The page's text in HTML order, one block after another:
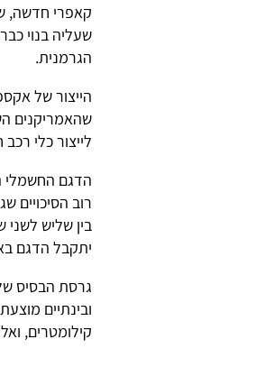
שעליה בנוי
הגרמנית.
הייצור של
לייצור כלי רכב
הדגם החשמלי
רוב הסיכויים
בין שליש
יתקבל הדגם
קילומטרים, ואליה מוצמד תג מחיר